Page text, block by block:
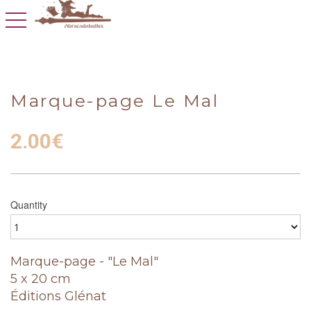
toggle navigation
Marque-page Le Mal
2.00€
Quantity
Marque-page - "Le Mal"
5 x 20 cm
Éditions Glénat